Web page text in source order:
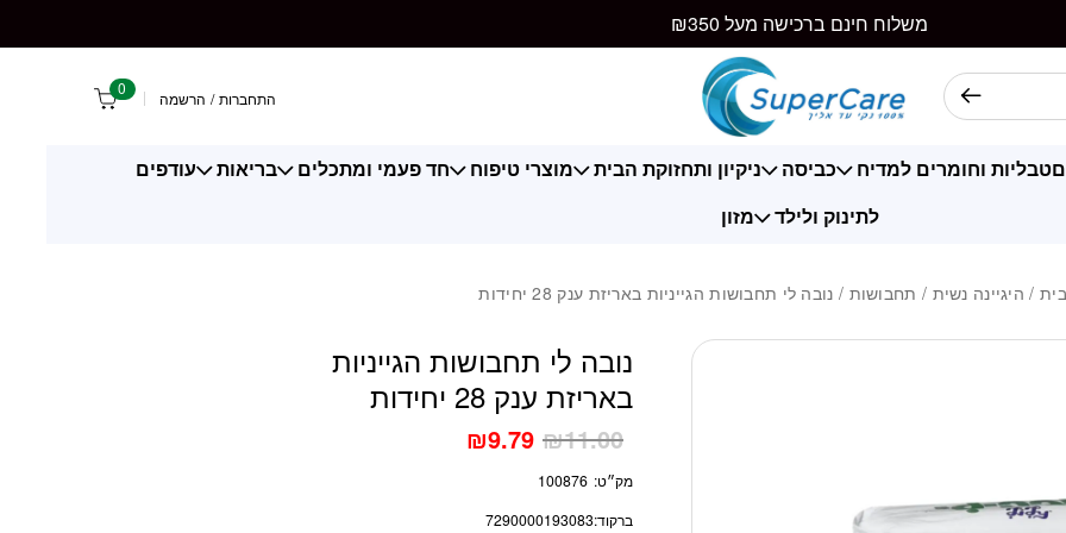
משלוח חינם ברכישה מעל ₪350
התחברות / הרשמה 0
טבליות וחומרים למדיח כביסה ניקיון ותחזוקת הבית מוצרי טיפוח חד פעמי ומתכלים בריאות
עודפים
לתינוק ולילד
מזון
/ היגיינה נשית / תחבושות / נובה לי תחבושות הגייניות באריזת ענק 28 יחידות
נובה לי תחבושות הגייניות
באריזת ענק 28 יחידות
₪11.00
₪9.79
מק״ט: 100876
ברקוד:7290000193083